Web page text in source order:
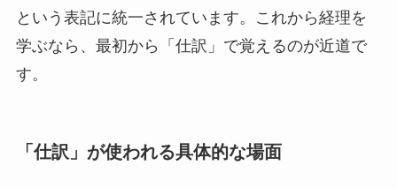
という表記に統一されています。これから経理を
学ぶなら、最初から「仕訳」で覚えるのが近道で
す。
「仕訳」が使われる具体的な場面